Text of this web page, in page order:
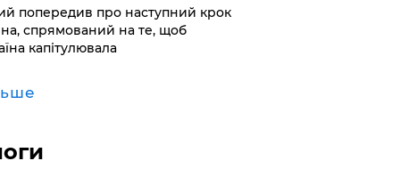
попередив про наступний крок
спрямований на те, щоб
капітулювала